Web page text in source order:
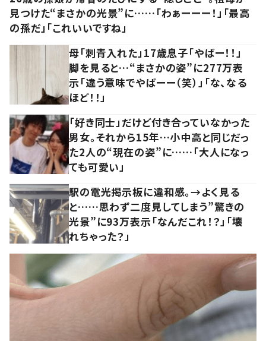
見つけた“まさかの光景”に……「わぁーーー！」「最高
の孫だ」「これいいですね」
母「刺青入れた」17歳息子「やばー！！」
脚を見ると…“まさかの姿”に277万表
示「違う意味でやばーー（笑）」「な、なる
ほど！！」
「好き同士」だけど付き合っていなかった
男女。それから15年…小中高と同じだっ
た2人の“現在の姿”に……「大人になっ
ても可愛い」
駅の電光掲示板に違和感。→よく見る
と……思わず二度見してしまう”驚きの
光景”に93万表示「なんだこれ！？」「壊
れちゃった？」